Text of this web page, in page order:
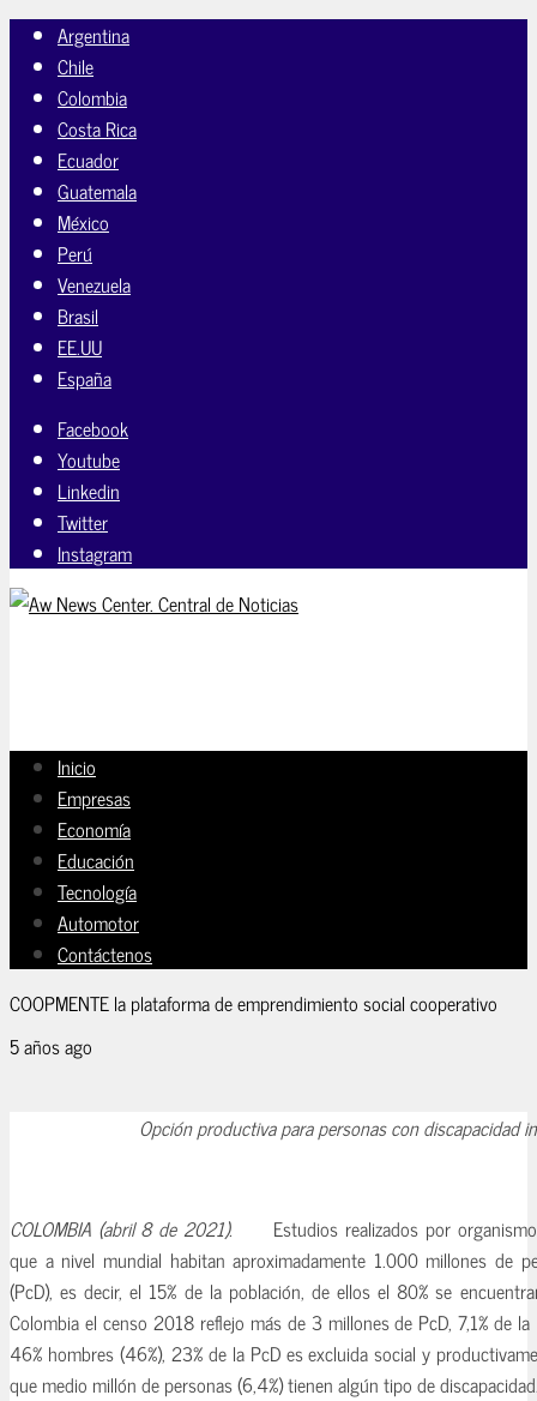
Argentina
Chile
Colombia
Costa Rica
Ecuador
Guatemala
México
Perú
Venezuela
Brasil
EE.UU
España
Facebook
Youtube
Linkedin
Twitter
Instagram
Inicio
Empresas
Economía
Educación
Tecnología
Automotor
Contáctenos
COOPMENTE la plataforma de emprendimiento social cooperativo
5 años ago
Opción productiva para personas con discapacidad
COLOMBIA (abril 8 de 2021). Estudios realizados por
que a nivel mundial habitan aproximadamente 1.000 millones de
(PcD), es decir, el 15% de la población, de ellos el 80% se
Colombia el censo 2018 reflejo más de 3 millones de PcD, 7,1% de
46% hombres (46%), 23% de la PcD es excluida social y
que medio millón de personas (6,4%) tienen algún tipo de